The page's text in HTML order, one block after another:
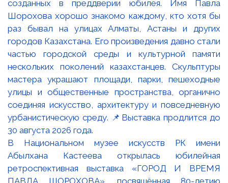
В Национальном музее искусств РК имени
Абылхана Кастеева открылась юбилейная
ретроспективная выставка «ГОРОД И ВРЕМЯ